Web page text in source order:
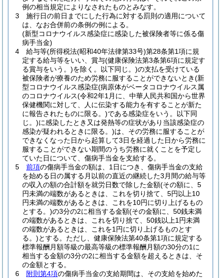
例の相当規定によりなされたものとみなす。
3
施行日の前日までにした行為に対する罰則の適用について
は、なお合併前の条例の例による。
(新型コロナウイルス感染症に感染した被保険者等に係る傷
病手当金)
4
給与等(所得税法(昭和40年法律第33号)第28条第1項に規
定する給与等をいい、賞与(健康保険法第3条第6項に規定す
る賞与をいう。)を除く。以下同じ。)の支払を受けている
被保険者が療養のため労務に服することができないとき(新
型コロナウイルス感染症(病原体がベータコロナウイルス属
のコロナウイルス(令和2年1月に、中華人民共和国から世界
保健機関に対して、人に伝染する能力を有することが新た
に報告されたものに限る。)である感染症をいう。以下同
じ。)に感染したとき又は発熱等の症状があり当該感染症の
感染が疑われるときに限る。)は、その労務に服することが
できなくなった日から起算して3日を経過した日から労務に
服することができない期間のうち労務に就くことを予定し
ていた日について、傷病手当金を支給する。
5
前項の傷病手当金の額は、1日につき、傷病手当金の支給
を始める日の属する月以前の直近の継続した3月間の給与等
の収入の額の合計額を就労日数で除した金額(その額に、5
円未満の端数があるときは、これを切り捨て、5円以上10
円未満の端数があるときは、これを10円に切り上げるもの
とする。)の3分の2に相当する金額(その金額に、50銭未満
の端数があるときは、これを切り捨て、50銭以上1円未満
の端数があるときは、これを1円に切り上げるものとす
る。)とする。 ただし、健康保険法第40条第1項に規定する
標準報酬月額等級の最高等級の標準報酬月額の30分の1に
相当する金額の3分の2に相当する金額を超えるときは、そ
の金額とする。
6
附則第4項の傷病手当金の支給期間は、その支給を始めた